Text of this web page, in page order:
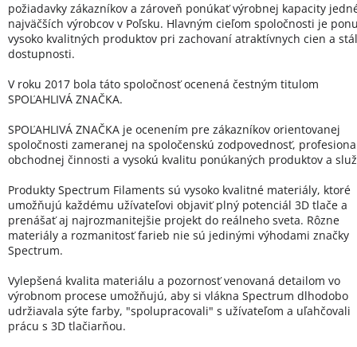
požiadavky zákazníkov a zároveň ponúkať výrobnej kapacity
najväčších výrobcov v Poľsku. Hlavným cieľom spoločnosti je
vysoko kvalitných produktov pri zachovaní atraktívnych cien a
dostupnosti.
V roku 2017 bola táto spoločnosť ocenená čestným titulom
SPOĽAHLIVÁ ZNAČKA.
SPOĽAHLIVÁ ZNAČKA je ocenením pre zákazníkov orientovanej
spoločnosti zameranej na spoločenskú zodpovednosť,
obchodnej činnosti a vysokú kvalitu ponúkaných produktov a
Produkty Spectrum Filaments sú vysoko kvalitné materiály, ktoré
umožňujú každému užívateľovi objaviť plný potenciál 3D tlače a
prenášať aj najrozmanitejšie projekt do reálneho sveta. Rôzne
materiály a rozmanitosť farieb nie sú jedinými výhodami značky
Spectrum.
Vylepšená kvalita materiálu a pozornosť venovaná detailom vo
výrobnom procese umožňujú, aby si vlákna Spectrum dlhodobo
udržiavala sýte farby, "spolupracovali" s užívateľom a uľahčovali
prácu s 3D tlačiarňou.